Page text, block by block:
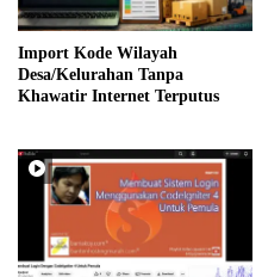
Import Kode Wilayah
Desa/Kelurahan Tanpa
Khawatir Internet Terputus